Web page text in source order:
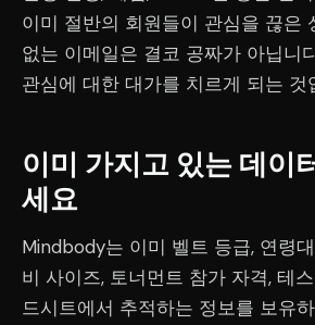
이미 절반의 회원들이 관심을 끊은
없는 이메일은 결코 공짜가 아닙니
관심에 대한 대가를 치르게 되는 것
이미 가지고 있는 데이
세요
Mindbody는 이미 벨트 등급, 연령
비 사이즈, 토너먼트 참가 자격, 테
드시트에서 추적하는 정보를 보유